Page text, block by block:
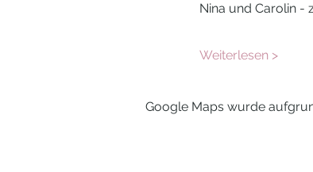
Nina und Carolin -
Weiterlesen >
Google Maps wurde